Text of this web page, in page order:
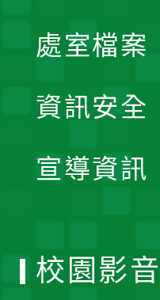
處室檔案
資訊安全
宣導資訊
校園影音